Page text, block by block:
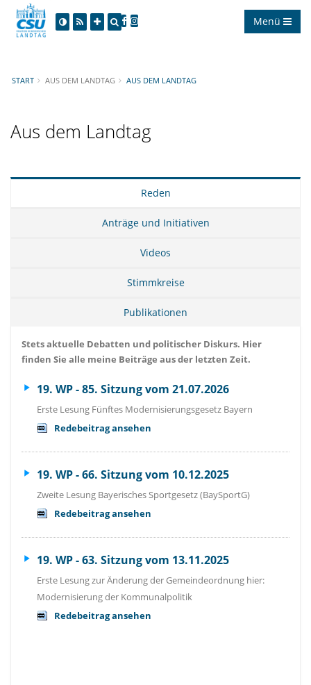
Menü
START AUS DEM LANDTAG AUS DEM LANDTAG
Aus dem Landtag
Reden
Anträge und Initiativen
Videos
Stimmkreise
Publikationen
Stets aktuelle Debatten und politischer Diskurs. Hier
finden Sie alle meine Beiträge aus der letzten Zeit.
19. WP - 85. Sitzung vom 21.07.2026
Erste Lesung Fünftes Modernisierungsgesetz Bayern
Redebeitrag ansehen
19. WP - 66. Sitzung vom 10.12.2025
Zweite Lesung Bayerisches Sportgesetz (BaySportG)
Redebeitrag ansehen
19. WP - 63. Sitzung vom 13.11.2025
Erste Lesung zur Änderung der Gemeindeordnung hier:
Modernisierung der Kommunalpolitik
Redebeitrag ansehen